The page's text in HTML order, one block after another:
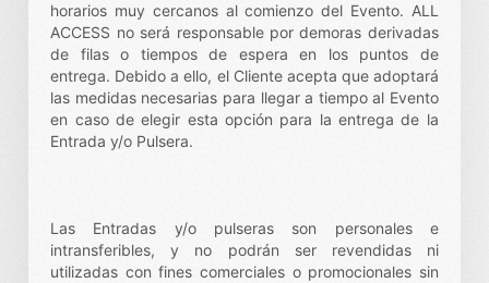
horarios muy cercanos al comienzo del Evento. ALL
ACCESS no será responsable por demoras derivadas
de filas o tiempos de espera en los puntos de
entrega. Debido a ello, el Cliente acepta que adoptará
las medidas necesarias para llegar a tiempo al Evento
en caso de elegir esta opción para la entrega de la
Entrada y/o Pulsera.
Las Entradas y/o pulseras son personales e
intransferibles, y no podrán ser revendidas ni
utilizadas con fines comerciales o promocionales sin